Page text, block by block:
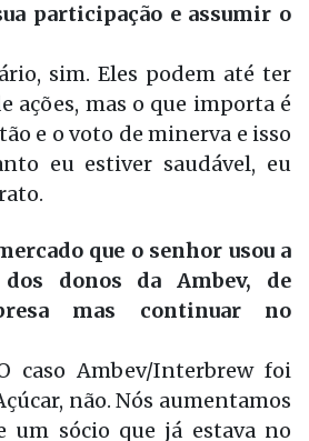
participação e assumir o
sim. Eles podem até ter
ações, mas o que importa é
e o voto de minerva e isso
eu estiver saudável, eu
que o senhor usou a
donos da Ambev, de
mas continuar no
caso Ambev/Interbrew foi
não. Nós aumentamos
um sócio que já estava no